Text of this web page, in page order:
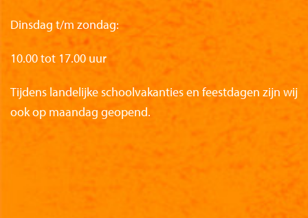
Dinsdag t/m zondag:
10.00 tot 17.00 uur
Tijdens landelijke schoolvakanties en feestdagen zijn wij
ook op maandag geopend.